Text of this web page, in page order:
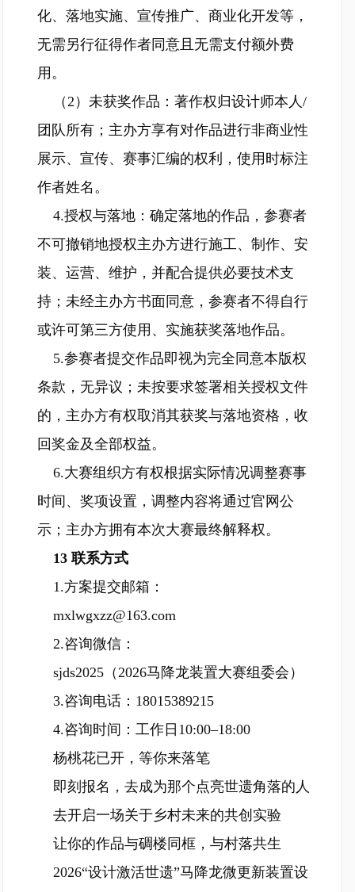
化、落地实施、宣传推广、商业化开发等，
无需另行征得作者同意且无需支付额外费
用。
（2）未获奖作品：著作权归设计师本人/
团队所有；主办方享有对作品进行非商业性
展示、宣传、赛事汇编的权利，使用时标注
作者姓名。
4.授权与落地：确定落地的作品，参赛者
不可撤销地授权主办方进行施工、制作、安
装、运营、维护，并配合提供必要技术支
持；未经主办方书面同意，参赛者不得自行
或许可第三方使用、实施获奖落地作品。
5.参赛者提交作品即视为完全同意本版权
条款，无异议；未按要求签署相关授权文件
的，主办方有权取消其获奖与落地资格，收
回奖金及全部权益。
6.大赛组织方有权根据实际情况调整赛事
时间、奖项设置，调整内容将通过官网公
示；主办方拥有本次大赛最终解释权。
13 联系方式
1.方案提交邮箱：
mxlwgxzz@163.com
2.咨询微信：
sjds2025（2026马降龙装置大赛组委会）
3.咨询电话：18015389215
4.咨询时间：工作日10:00–18:00
杨桃花已开，等你来落笔
即刻报名，去成为那个点亮世遗角落的人
去开启一场关于乡村未来的共创实验
让你的作品与碉楼同框，与村落共生
2026“设计激活世遗”马降龙微更新装置设